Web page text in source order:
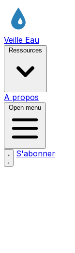
Veille Eau
Ressources
A propos
Open menu
S'abonner